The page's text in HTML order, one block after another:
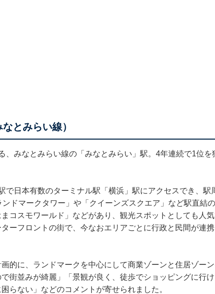
とみらい線）
、みなとみらい線の「みなとみらい」駅。4年連続で1位を
で日本有数のターミナル駅「横浜」駅にアクセスでき、駅
ンドマークタワー」や「クイーンズスクエア」など駅直結
コスモワールド」などがあり、観光スポットとしても人
ーフロントの街で、今なおエリアごとに行政と民間が連
的に、ランドマークを中心にして商業ゾーンと住居ゾー
街並みが綺麗」「景観が良く、徒歩でショッピングに行
らない」などのコメントが寄せられました。